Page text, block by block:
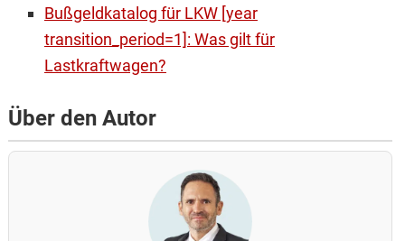
Bußgeldkatalog für LKW [year
transition_period=1]: Was gilt für
Lastkraftwagen?
Über den Autor